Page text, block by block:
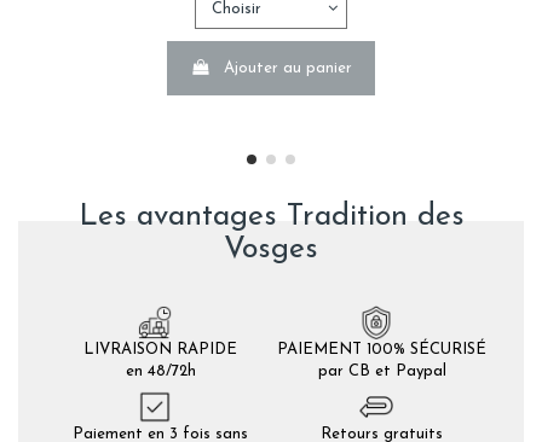
Ajouter au panier
Les avantages Tradition des
Vosges
LIVRAISON RAPIDE
en 48/72h
PAIEMENT 100% SÉCURISÉ
par CB et Paypal
Paiement en 3 fois sans
Retours gratuits